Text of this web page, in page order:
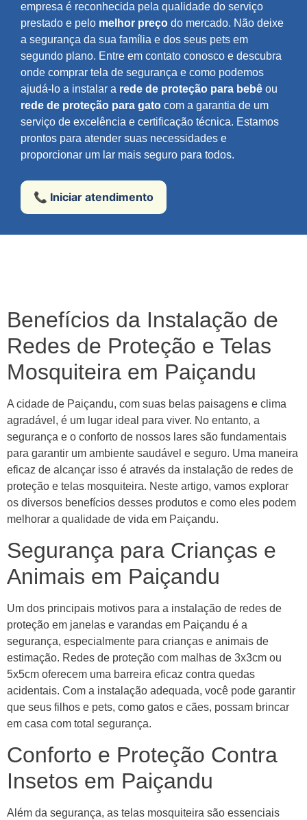
empresa é reconhecida pela qualidade do serviço
prestado e pelo melhor preço do mercado. Não deixe
a segurança da sua família e dos seus pets em
segundo plano. Entre em contato conosco e descubra
onde comprar tela de segurança e como podemos
ajudá-lo a instalar a rede de proteção para bebê ou
rede de proteção para gato com a garantia de um
serviço de excelência e certificação técnica. Estamos
prontos para atender suas necessidades e
proporcionar um lar mais seguro para todos.
📞 Iniciar atendimento
Benefícios da Instalação de
Redes de Proteção e Telas
Mosquiteira em Paiçandu
A cidade de Paiçandu, com suas belas paisagens e clima
agradável, é um lugar ideal para viver. No entanto, a
segurança e o conforto de nossos lares são fundamentais
para garantir um ambiente saudável e seguro. Uma maneira
eficaz de alcançar isso é através da instalação de redes de
proteção e telas mosquiteira. Neste artigo, vamos explorar
os diversos benefícios desses produtos e como eles podem
melhorar a qualidade de vida em Paiçandu.
Segurança para Crianças e
Animais em Paiçandu
Um dos principais motivos para a instalação de redes de
proteção em janelas e varandas em Paiçandu é a
segurança, especialmente para crianças e animais de
estimação. Redes de proteção com malhas de 3x3cm ou
5x5cm oferecem uma barreira eficaz contra quedas
acidentais. Com a instalação adequada, você pode garantir
que seus filhos e pets, como gatos e cães, possam brincar
em casa com total segurança.
Conforto e Proteção Contra
Insetos em Paiçandu
Além da segurança, as telas mosquiteira são essenciais